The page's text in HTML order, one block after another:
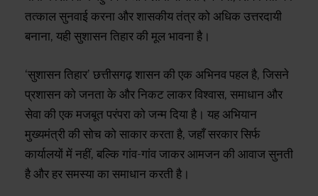
तत्काल सुनवाई करना और शासकीय तंत्र को अधिक उत्तरदायी
बनाना, यही सुशासन तिहार की मूल भावना है।
‘सुशासन तिहार’ छत्तीसगढ़ शासन की एक अभिनव पहल है, जिसने
प्रशासन को जनता के और निकट लाकर विश्वास, समाधान और
सेवा की एक मजबूत परंपरा को जन्म दिया है। यह अभियान
मुख्यमंत्री की सोच को साकार करता है, जहाँ सरकार सिर्फ
कार्यालयों में नहीं, बल्कि गांव-गांव जाकर आमजन की आवाज सुनती
है और हर समस्या का समाधान करती है।